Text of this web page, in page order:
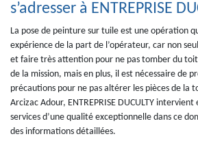
s’adresser à ENTREPRISE
La pose de peinture sur tuile est une opération
expérience de la part de l’opérateur, car non
et faire très attention pour ne pas tomber du
de la mission, mais en plus, il est nécessaire de
précautions pour ne pas altérer les pièces de la
Arcizac Adour, ENTREPRISE DUCULTY
services d’une qualité exceptionnelle dans ce
des informations détaillées.